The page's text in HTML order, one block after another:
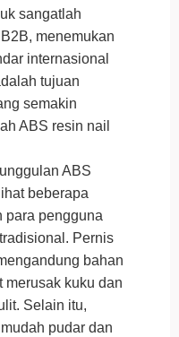
sangatlah
menemukan
internasional
tujuan
semakin
ABS resin nail
ABS
beberapa
para pengguna
Pernis
bahan
merusak kuku dan
Selain itu,
pudar dan